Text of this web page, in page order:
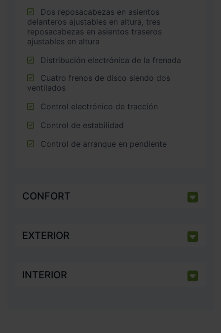
delanteros ajustables en altura, tres
reposacabezas en asientos traseros
ajustables en altura
Distribución electrónica de la frenada
ventilados
Control electrónico de tracción
Control de estabilidad
Control de arranque en pendiente
CONFORT
EXTERIOR
INTERIOR